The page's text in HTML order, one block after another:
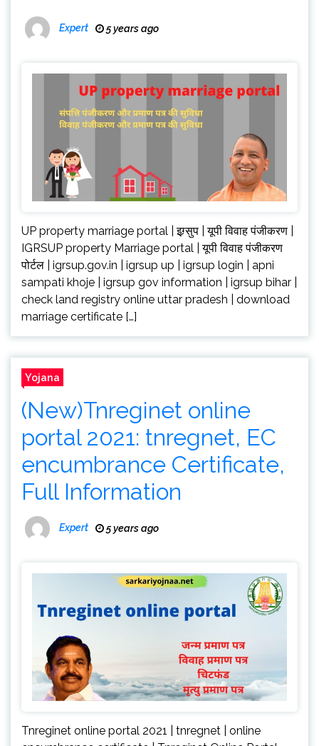
Expert 5 years ago
UP property marriage portal | इग्र्सुप | यूपी विवाह पंजीकरण |
IGRSUP property Marriage portal | यूपी विवाह पंजीकरण
पोर्टल | igrsup.gov.in | igrsup up | igrsup login | apni
sampati khoje | igrsup gov information | igrsup bihar |
check land registry online uttar pradesh | download
marriage certificate […]
Yojana
(New)Tnreginet online
portal 2021: tnregnet, EC
encumbrance Certificate,
Full Information
Expert 5 years ago
Tnreginet online portal 2021 | tnregnet | online